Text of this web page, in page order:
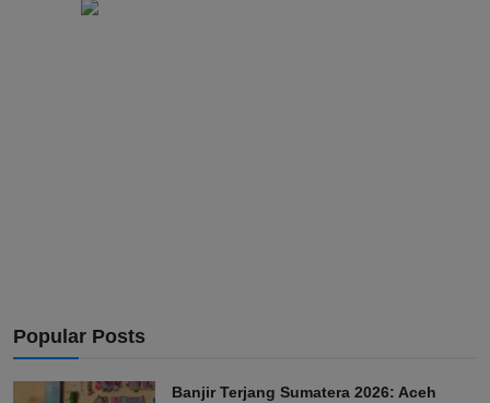
Popular Posts
Banjir Terjang Sumatera 2026: Aceh